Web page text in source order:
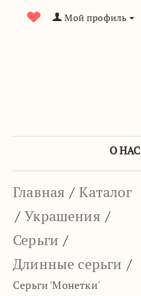
Мой профиль
О НАС
Главная / Каталог
/ Украшения /
Серьги /
Длинные серьги /
Серьги 'Монетки'